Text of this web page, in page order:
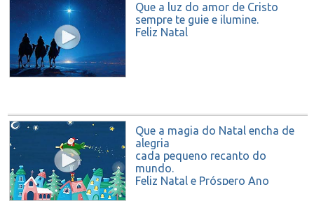
Que a luz do amor de Cristo
sempre te guie e ilumine.
Feliz Natal
Que a magia do Natal encha de
alegria
cada pequeno recanto do
mundo.
Feliz Natal e Próspero Ano